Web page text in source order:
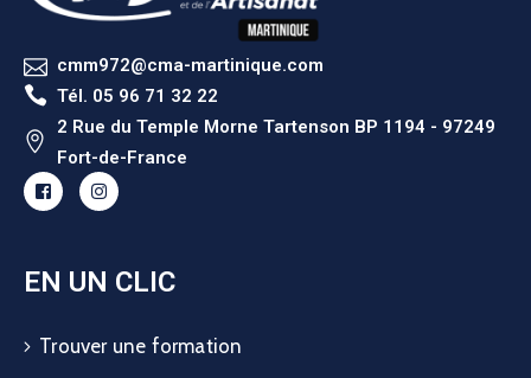
cmm972@cma-martinique.com
Tél. 05 96 71 32 22
2 Rue du Temple Morne Tartenson BP 1194 - 97249
Fort-de-France
EN UN CLIC
Trouver une formation